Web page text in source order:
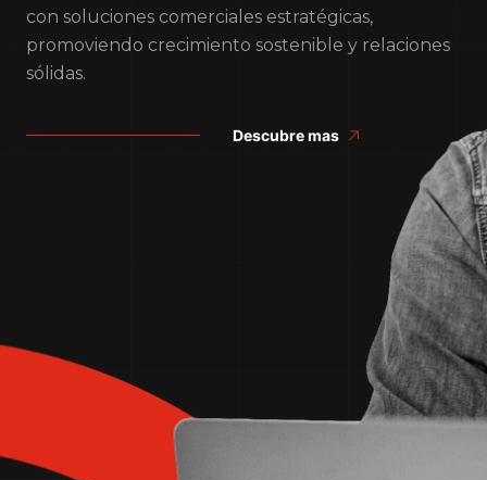
con soluciones comerciales estratégicas,
promoviendo crecimiento sostenible y relaciones
sólidas.
Descubre mas